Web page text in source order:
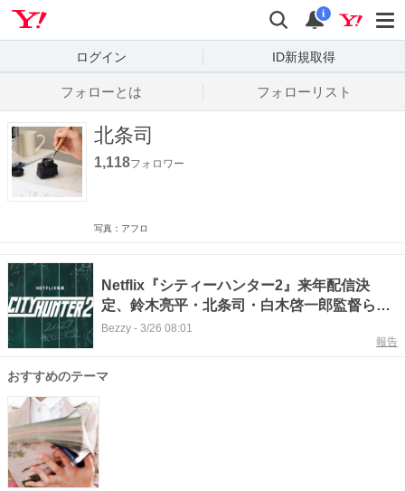
検索
通知
i
ログイン ID新規取得
フォローとは フォローリスト
北条司
1,118フォロワー
写真：アフロ
Netflix『シティーハンター2』来年配信決
定、鈴木亮平・北条司・白木啓一郎監督らの
コメントが到着
Bezzy - 3/26 08:01
報告
おすすめのテーマ